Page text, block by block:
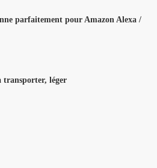
parfaitement pour Amazon Alexa /
transporter, léger